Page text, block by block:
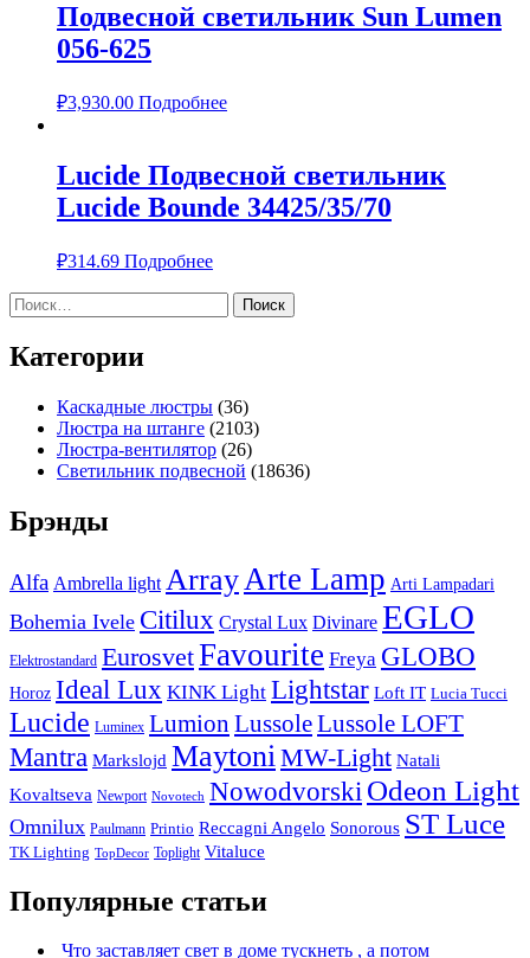
Подвесной светильник Sun Lumen
056-625
₽3,930.00 Подробнее
Lucide Подвесной светильник
Lucide Bounde 34425/35/70
₽314.69 Подробнее
Найти:
Категории
Каскадные люстры (36)
Люстра на штанге (2103)
Люстра-вентилятор (26)
Светильник подвесной (18636)
Брэнды
Alfa Ambrella light Array Arte Lamp Arti Lampadari
Bohemia Ivele Citilux Crystal Lux Divinare EGLO
Elektrostandard EurosvetFavourite Freya GLOBO
Horoz Ideal Lux KINK Light Lightstar Loft IT Lucia Tucci
Lucide Luminex Lumion LussoleLussole LOFT
Mantra Markslojd Maytoni MW-Light Natali
Kovaltseva Newport Novotech Nowodvorski Odeon Light
Omnilux Paulmann Printio Reccagni Angelo Sonorous ST Luce
TK Lighting TopDecor Toplight Vitaluce
Популярные статьи
Что заставляет свет в доме тускнеть , а потом